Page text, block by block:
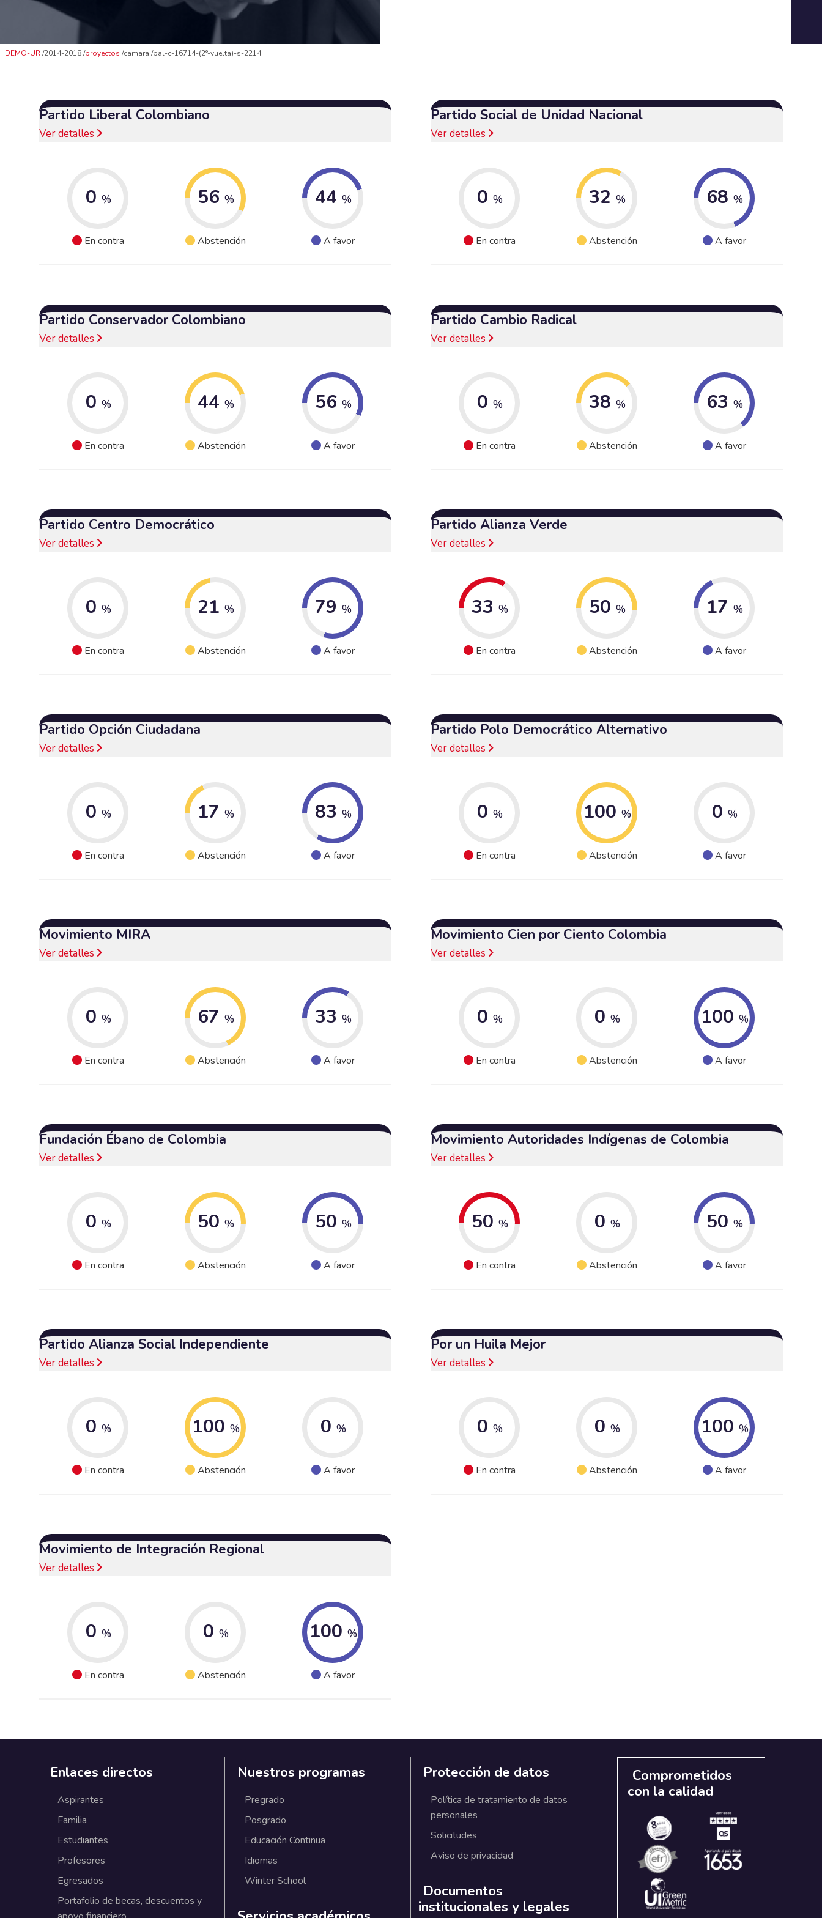
DEMO-UR 2014-2018 proyectos camara pal-c-16714-(2°-vuelta)-s-2214
Partido Liberal Colombiano
Ver detalles
0 %
En contra
56 %
Abstención
44 %
A favor
Partido Social de Unidad Nacional
Ver detalles
0 %
En contra
32 %
Abstención
68 %
A favor
Partido Conservador Colombiano
Ver detalles
0 %
En contra
44 %
Abstención
56 %
A favor
Partido Cambio Radical
Ver detalles
0 %
En contra
38 %
Abstención
63 %
A favor
Partido Centro Democrático
Ver detalles
0 %
En contra
21 %
Abstención
79 %
A favor
Partido Alianza Verde
Ver detalles
33 %
En contra
50 %
Abstención
17 %
A favor
Partido Opción Ciudadana
Ver detalles
0 %
En contra
17 %
Abstención
83 %
A favor
Partido Polo Democrático Alternativo
Ver detalles
0 %
En contra
100 %
Abstención
0 %
A favor
Movimiento MIRA
Ver detalles
0 %
En contra
67 %
Abstención
33 %
A favor
Movimiento Cien por Ciento Colombia
Ver detalles
0 %
En contra
0 %
Abstención
100 %
A favor
Fundación Ébano de Colombia
Ver detalles
0 %
En contra
50 %
Abstención
50 %
A favor
Movimiento Autoridades Indígenas de Colombia
Ver detalles
50 %
En contra
0 %
Abstención
50 %
A favor
Partido Alianza Social Independiente
Ver detalles
0 %
En contra
100 %
Abstención
0 %
A favor
Por un Huila Mejor
Ver detalles
0 %
En contra
0 %
Abstención
100 %
A favor
Movimiento de Integración Regional
Ver detalles
0 %
En contra
0 %
Abstención
100 %
A favor
Enlaces directos
Aspirantes
Familia
Estudiantes
Profesores
Egresados
Portafolio de becas, descuentos y
Nuestros programas
Pregrado
Posgrado
Educación Continua
Idiomas
Winter School
Protección de datos
Política de tratamiento de datos
personales
Solicitudes
Aviso de privacidad
Documentos
institucionales y legales
Comprometidos
con la calidad